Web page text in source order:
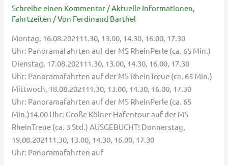
Schreibe einen Kommentar /Aktuelle Informationen,
Fahrtzeiten / Von Ferdinand Barthel
Montag, 16.08.202111.30, 13.00, 14.30, 16.00, 17.30
Uhr: Panoramafahrten auf der MS RheinPerle (ca. 65 Min.)
Dienstag, 17.08.202111.30, 13.00, 14.30, 16.00, 17.30
Uhr: Panoramafahrten auf der MS RheinTreue (ca. 65 Min.)
Mittwoch, 18.08.202111.30, 13.00, 14.30, 16.00, 17.30
Uhr: Panoramafahrten auf der MS RheinPerle (ca. 65
Min.)14.00 Uhr: Große Kölner Hafentour auf der MS
RheinTreue (ca. 3 Std.) AUSGEBUCHT! Donnerstag,
19.08.202111.30, 13.00, 14.30, 16.00, 17.30
Uhr: Panoramafahrten auf